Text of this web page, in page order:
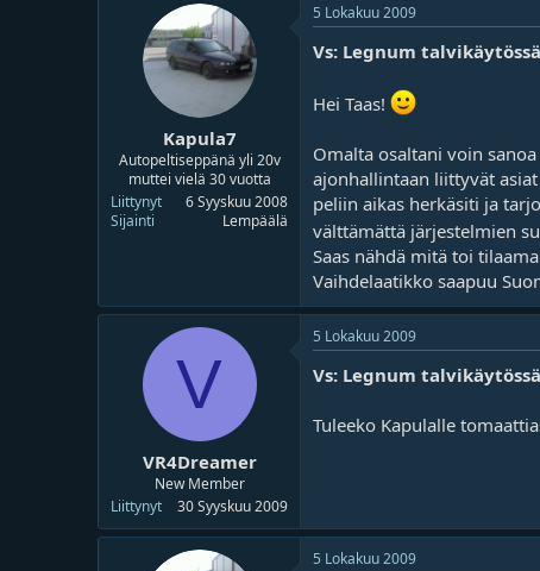
Kapula7
Autopeltiseppänä yli 20v
muttei vielä 30 vuotta
Liittynyt
6 Syyskuu 2008
Sijainti
Lempäälä
5 Lokakuu 2009
Vs: Legnum talvikäytössä
Hei Taas!
Omalta osaltani voin
ajonhallintaan liittyvät
peliin aikas herkäsiti ja
välttämättä järjestelmien
Saas nähdä mitä toi
Vaihdelaatikko saapuu
V
VR4Dreamer
New Member
Liittynyt
30 Syyskuu 2009
5 Lokakuu 2009
Vs: Legnum talvikäytössä
Tuleeko Kapulalle
5 Lokakuu 2009